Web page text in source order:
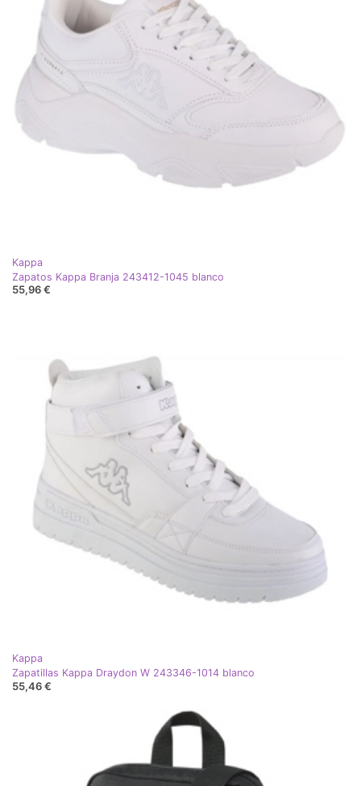
Kappa
Zapatos Kappa Branja 243412-1045 blanco
55,96 €
Kappa
Zapatillas Kappa Draydon W 243346-1014 blanco
55,46 €